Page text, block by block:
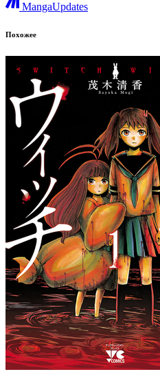
MangaUpdates
Похожее